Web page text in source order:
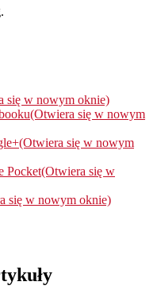
się w nowym oknie)
się w nowym
się w nowym
Pocket(Otwiera się w
się w nowym oknie)